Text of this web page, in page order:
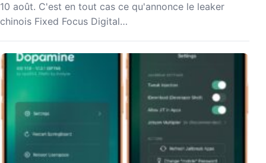
10 août. C'est en tout cas ce qu'annonce le leaker
chinois Fixed Focus Digital…